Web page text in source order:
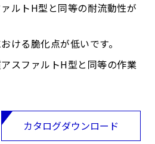
ルトH型と同等の耐流動性が
ける脆化点が低いです。
スファルトH型と同等の作業
カタログダウンロード